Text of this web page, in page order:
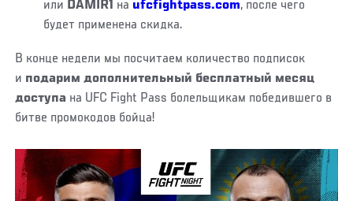
или DAMIR1 на ufcfightpass.com, после чего
будет применена скидка.
В конце недели мы посчитаем количество подписок
и подарим дополнительный бесплатный месяц
доступа на UFC Fight Pass болельщикам победившего в
битве промокодов бойца!